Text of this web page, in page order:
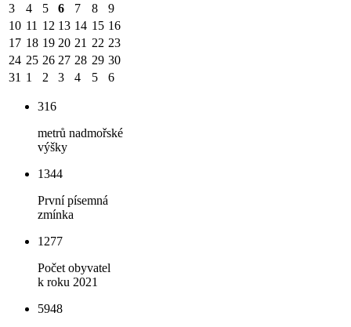
3
4 5 6 7 8
9
10 11 12 13 14 15 16
17 18 19 20 21 22 23
24 25 26 27 28 29 30
31 1 2 3 4 5 6
316
metrů nadmořské
výšky
1344
První písemná
zmínka
1277
Počet obyvatel
k roku 2021
5948